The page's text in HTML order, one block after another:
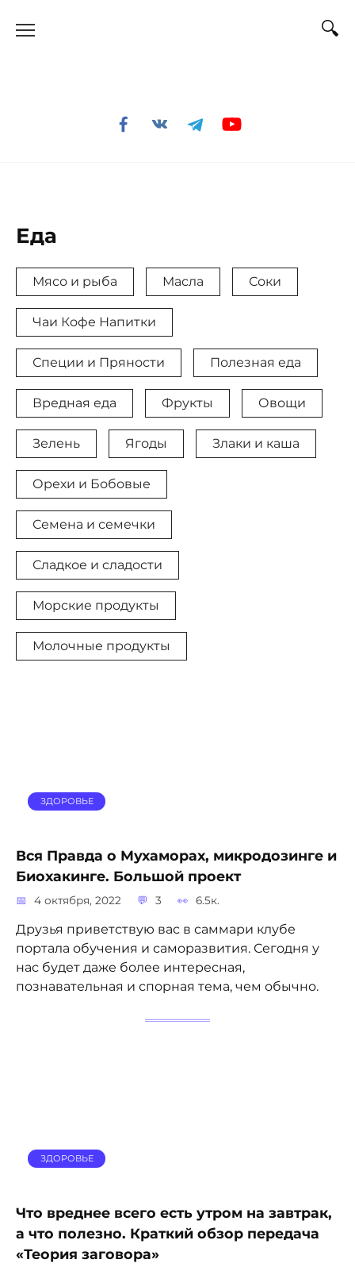
Еда
Мясо и рыба Масла Соки
Чаи Кофе Напитки
Специи и Пряности Полезная еда
Вредная еда Фрукты Овощи
Зелень Ягоды Злаки и каша
Орехи и Бобовые
Семена и семечки
Сладкое и сладости
Морские продукты
Молочные продукты
ЗДОРОВЬЕ
Вся Правда о Мухаморах, микродозинге и
Биохакинге. Большой проект
4 октября, 2022 3 6.5к.
Друзья приветствую вас в саммари клубе
портала обучения и саморазвития. Сегодня у
нас будет даже более интересная,
познавательная и спорная тема, чем обычно.
ЗДОРОВЬЕ
Что вреднее всего есть утром на завтрак,
а что полезно. Краткий обзор передача
«Теория заговора»